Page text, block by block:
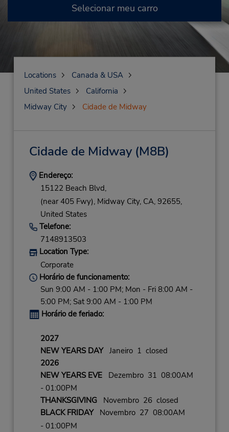
Selecionar meu carro
Locations
Canada & USA
United States
California
Midway City
Cidade de Midway
Cidade de Midway(M8B)
Endereço:
15122 Beach Blvd,
(near 405 Fwy), Midway City, CA, 92655,
United States
Telefone:
7148913503
Location Type:
Corporate
Horário de funcionamento:
Sun 9:00 AM - 1:00 PM; Mon - Fri 8:00 AM -
5:00 PM; Sat 9:00 AM - 1:00 PM
Horário de feriado:
2027
NEW YEARS DAYJaneiro 1 closed
2026
NEW YEARS EVEDezembro 31 08:00AM
- 01:00PM
THANKSGIVINGNovembro 26 closed
BLACK FRIDAYNovembro 27 08:00AM
- 01:00PM